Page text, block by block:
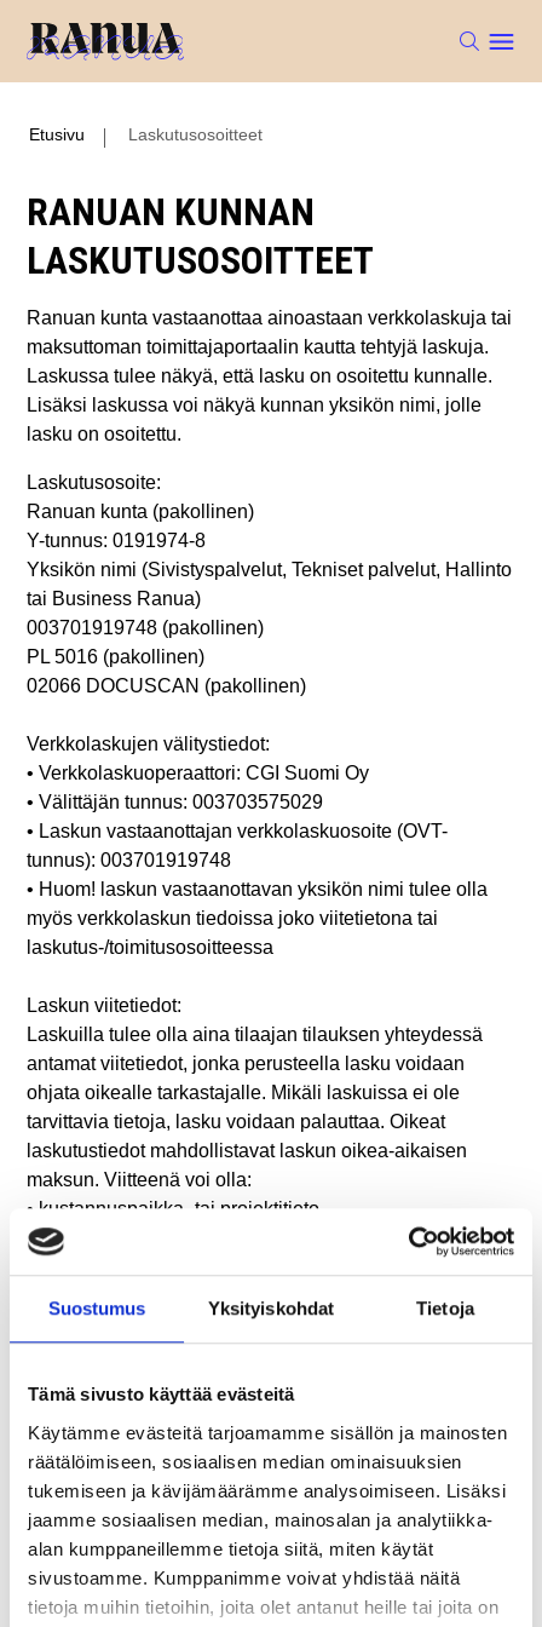
Suostumus Yksityiskohdat Tietoja
Tämä sivusto käyttää evästeitä
Käytämme evästeitä tarjoamamme sisällön ja mainosten
räätälöimiseen, sosiaalisen median ominaisuuksien
tukemiseen ja kävijämäärämme analysoimiseen. Lisäksi
jaamme sosiaalisen median, mainosalan ja analytiikka-
alan kumppaneillemme tietoja siitä, miten käytät
sivustoamme. Kumppanimme voivat yhdistää näitä
tietoja muihin tietoihin, joita olet antanut heille tai joita on
Etusivu Laskutusosoitteet
RANUAN KUNNAN
LASKUTUSOSOITTEET
Ranuan kunta vastaanottaa ainoastaan verkkolaskuja tai
maksuttoman toimittajaportaalin kautta tehtyjä laskuja.
Laskussa tulee näkyä, että lasku on osoitettu kunnalle.
Lisäksi laskussa voi näkyä kunnan yksikön nimi, jolle
lasku on osoitettu.
Laskutusosoite:
Ranuan kunta (pakollinen)
Y-tunnus: 0191974-8
Yksikön nimi (Sivistyspalvelut, Tekniset palvelut, Hallinto
tai Business Ranua)
003701919748 (pakollinen)
PL 5016 (pakollinen)
02066 DOCUSCAN (pakollinen)
Verkkolaskujen välitystiedot:
• Verkkolaskuoperaattori: CGI Suomi Oy
• Välittäjän tunnus: 003703575029
• Laskun vastaanottajan verkkolaskuosoite (OVT-
tunnus): 003701919748
• Huom! laskun vastaanottavan yksikön nimi tulee olla
myös verkkolaskun tiedoissa joko viitetietona tai
laskutus-/toimitusosoitteessa
Laskun viitetiedot:
Laskuilla tulee olla aina tilaajan tilauksen yhteydessä
antamat viitetiedot, jonka perusteella lasku voidaan
ohjata oikealle tarkastajalle. Mikäli laskuissa ei ole
tarvittavia tietoja, lasku voidaan palauttaa. Oikeat
laskutustiedot mahdollistavat laskun oikea-aikaisen
maksun. Viitteenä voi olla:
• kustannuspaikka- tai projektitieto
• laskun tarkastajan nimi (ensisijaisesti Viitteenne-
• sopimusnumero, jos lasku perustuu tehtyyn
Verkkolaskujen lähetys toimittajaportaalin kautta:
• Mikäli yrityksellänne ei ole mahdollisuutta lähettää
verkkolaskuja, kunnalle voi lähettää verkkolaskuja
veloituksetta toimittajaportaalin kautta.
• Toimittajaportaaliin kirjaudutaan osoitteessa:
https://www.laskuhotelli.fi/portaali
• Halutessanne palvelun käyttöönne, olettehan
yhteydessä ranua.ostoreskontra@monetra.fi